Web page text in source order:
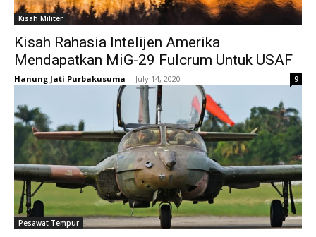
Kisah Militer
Kisah Rahasia Intelijen Amerika
Mendapatkan MiG-29 Fulcrum Untuk USAF
Hanung Jati Purbakusuma - July 14, 2020 9
Pesawat Tempur